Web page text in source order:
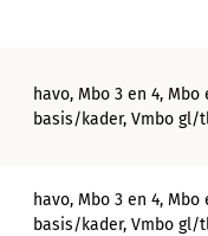
havo, Mbo 3 en 4,
basis/kader, Vmbo gl/
havo, Mbo 3 en 4,
basis/kader, Vmbo gl/